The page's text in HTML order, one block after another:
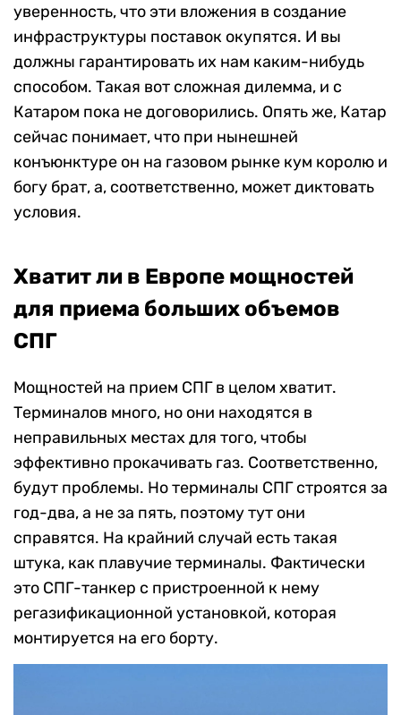
уверенность, что эти вложения в создание
инфраструктуры поставок окупятся. И вы
должны гарантировать их нам каким-нибудь
способом. Такая вот сложная дилемма, и с
Катаром пока не договорились. Опять же, Катар
сейчас понимает, что при нынешней
конъюнктуре он на газовом рынке кум королю и
богу брат, а, соответственно, может диктовать
условия.
Хватит ли в Европе мощностей
для приема больших объемов
СПГ
Мощностей на прием СПГ в целом хватит.
Терминалов много, но они находятся в
неправильных местах для того, чтобы
эффективно прокачивать газ. Соответственно,
будут проблемы. Но терминалы СПГ строятся за
год-два, а не за пять, поэтому тут они
справятся. На крайний случай есть такая
штука, как плавучие терминалы. Фактически
это СПГ-танкер с пристроенной к нему
регазификационной установкой, которая
монтируется на его борту.